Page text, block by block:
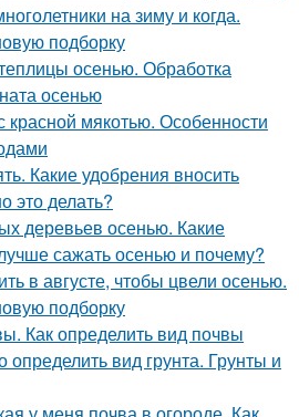
на зиму и когда.
подборку
осенью. Обработка
осенью
красной мякотью. Особенности
Какие удобрения вносить
это делать?
деревьев осенью. Какие
сажать осенью и почему?
в августе, чтобы цвели осенью.
подборку
Как определить вид почвы
определить вид грунта. Грунты и